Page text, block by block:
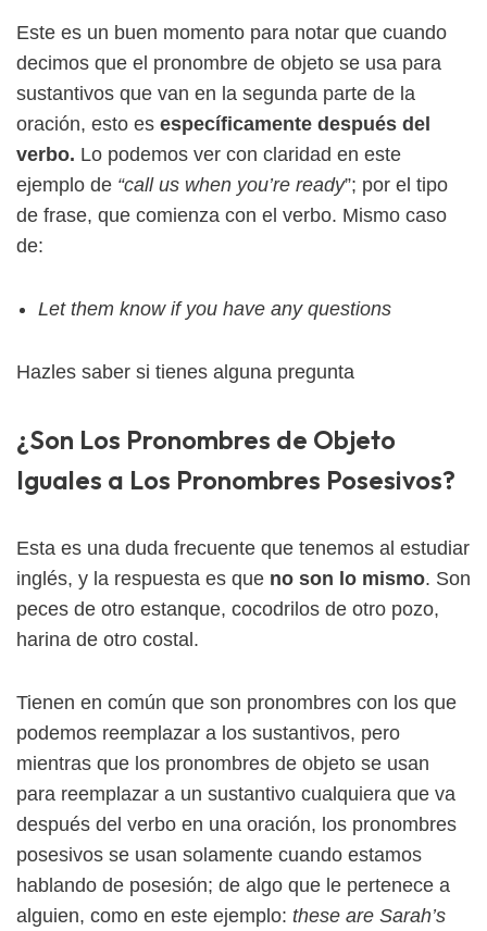
Este es un buen momento para notar que cuando
decimos que el pronombre de objeto se usa para
sustantivos que van en la segunda parte de la
oración, esto es específicamente después del
verbo. Lo podemos ver con claridad en este
ejemplo de “call us when you’re ready”; por el tipo
de frase, que comienza con el verbo. Mismo caso
de:
Let them know if you have any questions
Hazles saber si tienes alguna pregunta
¿Son Los Pronombres de Objeto
Iguales a Los Pronombres Posesivos?
Esta es una duda frecuente que tenemos al estudiar
inglés, y la respuesta es que no son lo mismo. Son
peces de otro estanque, cocodrilos de otro pozo,
harina de otro costal.
Tienen en común que son pronombres con los que
podemos reemplazar a los sustantivos, pero
mientras que los pronombres de objeto se usan
para reemplazar a un sustantivo cualquiera que va
después del verbo en una oración, los pronombres
posesivos se usan solamente cuando estamos
hablando de posesión; de algo que le pertenece a
alguien, como en este ejemplo: these are Sarah’s